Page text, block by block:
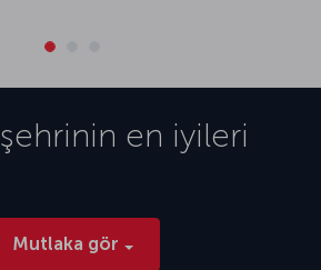
şehrinin en iyileri
Mutlaka gör